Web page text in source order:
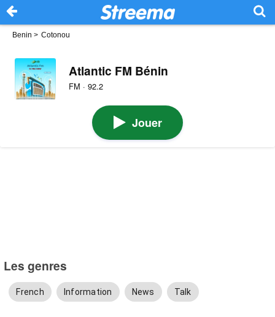
Benin > Cotonou
Atlantic FM Bénin
FM · 92.2
Jouer
Les genres
French Information News Talk